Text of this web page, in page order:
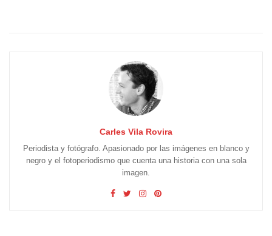
Carles Vila Rovira
Periodista y fotógrafo. Apasionado por las imágenes en blanco y
negro y el fotoperiodismo que cuenta una historia con una sola
imagen.